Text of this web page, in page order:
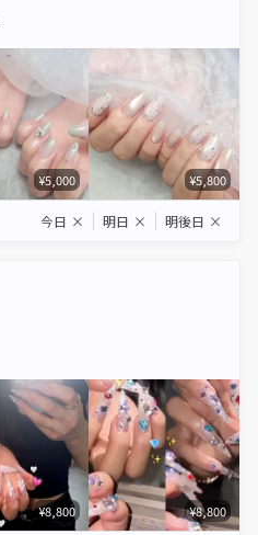
¥5,000 ¥5,800
今日 × 明日 × 明後日 ×
¥8,800 ¥8,800